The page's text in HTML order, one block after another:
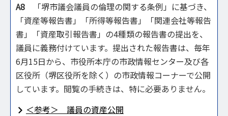
A8 「堺市議会議員の倫理の関する条例」に基づき、
「資産等報告書」「所得等報告書」「関連会社等報告
書」「資産取引報告書」の4種類の報告書の提出を、
議員に義務付けています。提出された報告書は、毎年
6月15日から、市役所本庁の市政情報センター及び各
区役所（堺区役所を除く）の市政情報コーナーで公開
しています。閲覧の手続きは、特に必要ありません。
＜参考＞ 議員の資産公開